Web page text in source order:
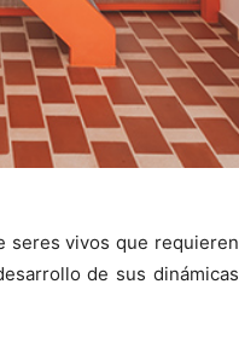
seres vivos que requieren
de sus dinámicas